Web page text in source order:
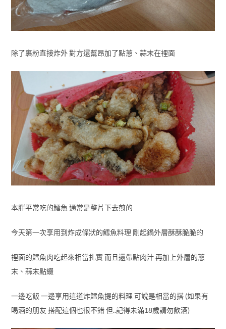
除了裹粉直接炸外 對方還幫昂加了點蔥、蒜末在裡面
本胖平常吃的鱈魚 通常是整片下去煎的
今天第一次享用到炸成條狀的鱈魚料理 剛起鍋外層酥酥脆脆的
裡面的鱈魚肉吃起來相當扎實 而且還帶點肉汁 再加上外層的蔥
末、蒜末點綴
一邊吃飯 一邊享用這道炸鱈魚提的料理 可說是相當的搭 (如果有
喝酒的朋友 搭配這個也很不錯 但..記得未滿18歲請勿飲酒)